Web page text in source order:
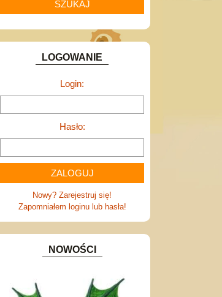
LOGOWANIE
Login:
Hasło:
Nowy? Zarejestruj się!
Zapomniałem loginu lub hasła!
NOWOŚCI